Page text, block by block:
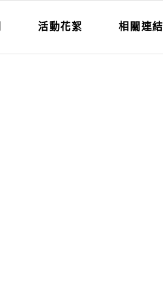
活動花絮 相關連結